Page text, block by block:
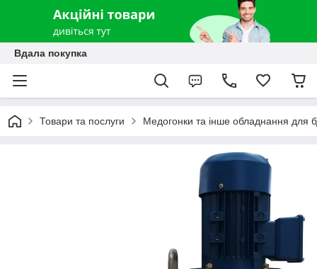
Вдала покупка
Товари та послуги Медогонки та інше обладнання для